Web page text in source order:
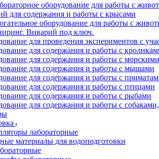
оборудование для работы с
для содержания и работы с крысами
оборудование для работы с
Виварий под ключ.
для проведения экспериментов с
для содержания и работы с
для содержания и работы с
для содержания и работы с мышами
для содержания и работы с
для содержания и работы с птицами
для содержания и работы с рыбами
для содержания и работы с
лабораторные
материалы для водоподготовки